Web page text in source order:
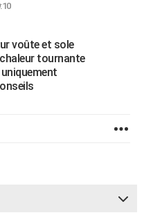
voûte et sole
tournante